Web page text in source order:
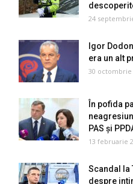
24
Igor
era un alt
30 octombrie
În pofida
PAS și
13 februarie
Scandal la
despre